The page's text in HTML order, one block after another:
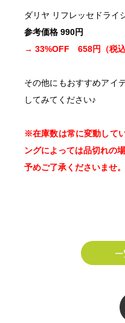
ダリヤ リフレッセドライ
参考価格 990円
→ 33%OFF 658円（税込
その他にもおすすめアイ
してみてください♪
※在庫数は常に変動して
ングによっては品切れの
予めご了承くださいませ。